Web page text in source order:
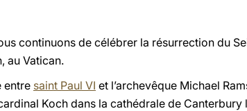
continuons de célébrer la résurrection du
au Vatican.
entre saint Paul VI et l’archevêque Michael
Koch dans la cathédrale de Canterbury